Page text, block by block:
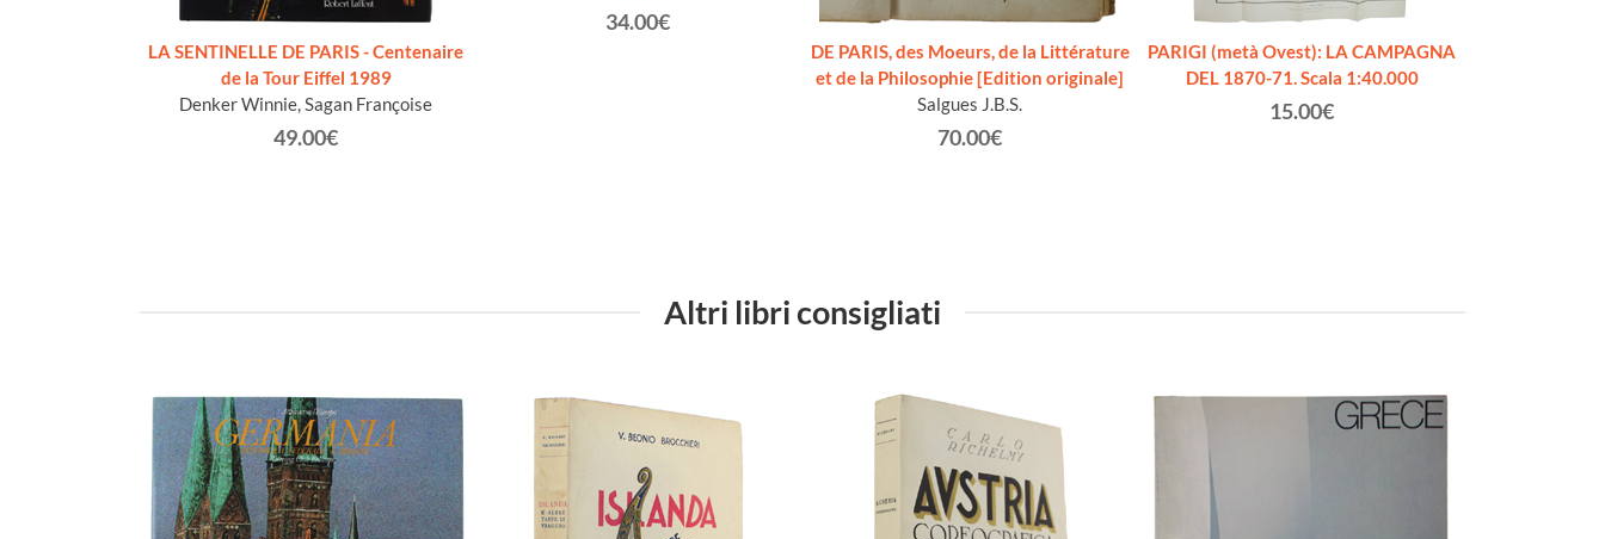
LA SENTINELLE DE PARIS - Centenaire
de la Tour Eiffel 1989
Denker Winnie, Sagan Françoise
49.00€
34.00€
DE PARIS, des Moeurs, de la Littérature
et de la Philosophie [Edition originale]
Salgues J.B.S.
70.00€
PARIGI (metà Ovest): LA CAMPAGNA
DEL 1870-71. Scala 1:40.000
15.00€
Altri libri consigliati